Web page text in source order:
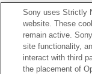
Sony uses Strictly
website. These
remain active.
site functionality,
interact with third
the placement of